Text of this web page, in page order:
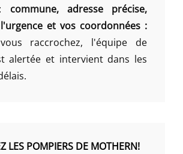
commune, adresse précise,
et vos coordonnées :
raccrochez, l'équipe de
alertée et intervient dans les
LES POMPIERS DE MOTHERN!